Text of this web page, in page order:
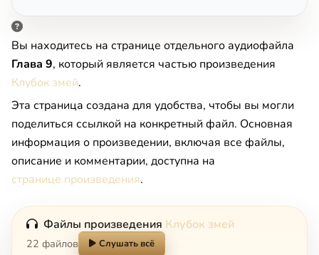
Вы находитесь на странице отдельного аудиофайла
Глава 9, который является частью произведения
Клубок змей.
Эта страница создана для удобства, чтобы вы могли
поделиться ссылкой на конкретный файл. Основная
информация о произведении, включая все файлы,
описание и комментарии, доступна на
странице произведения.
Файлы произведения Клубок змей
22 файлов Слушать всё